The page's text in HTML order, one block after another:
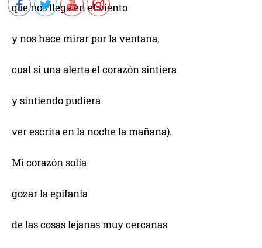
que nos llega en el viento
y nos hace mirar por la ventana,
cual si una alerta el corazón sintiera
y sintiendo pudiera
ver escrita en la noche la mañana).
Mi corazón solía
gozar la epifanía
de las cosas lejanas muy cercanas